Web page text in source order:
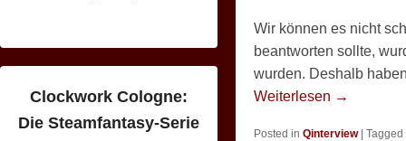
Wir können es nicht
beantworten sollte,
wurden. Deshalb
Weiterlesen →
Posted in Qinterview | Tagged
Clockwork Cologne:
Die Steamfantasy-Serie